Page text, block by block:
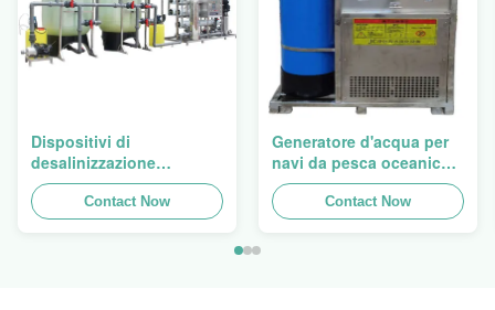
Dispositivi di
desalinizzazione
dell'acqua di mare con
membranaContact Now
Generatore d'acqua per
navi da pesca oceaniche
2500W Livello di
trattamento secondario
Contact Now